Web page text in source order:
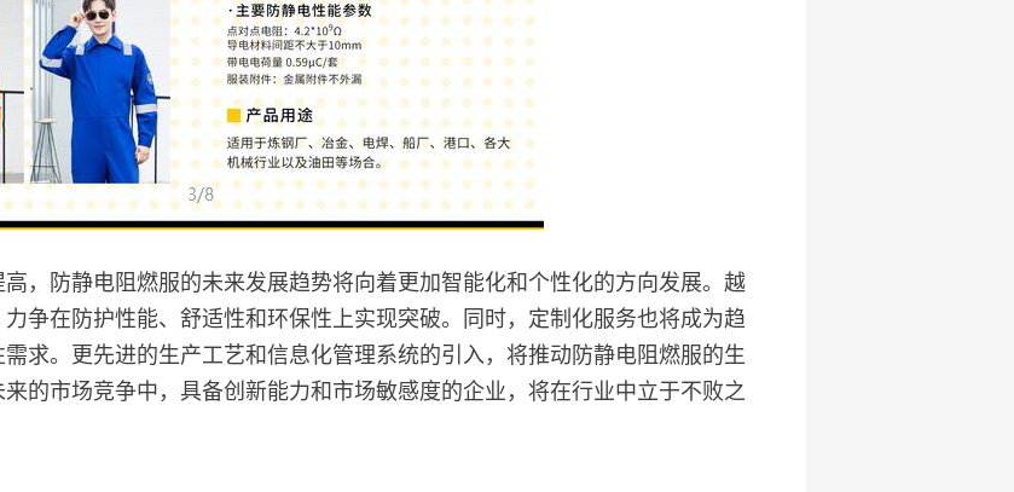
，防静电阻燃服的未来发展趋势将向着更加智能化和个性化的方向发展。越
争在防护性能、舒适性和环保性上实现突破。同时，定制化服务也将成为趋
求。更先进的生产工艺和信息化管理系统的引入，将推动防静电阻燃服的生
的市场竞争中，具备创新能力和市场敏感度的企业，将在行业中立于不败之